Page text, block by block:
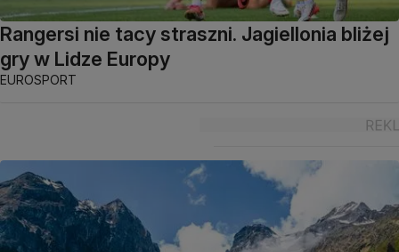
Rangersi nie tacy straszni. Jagiellonia bliżej
gry w Lidze Europy
EUROSPORT